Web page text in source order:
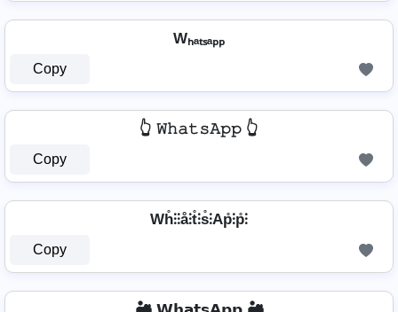
Wₕₐₜₛₐₚₚ
Copy
👆 𝚆𝚑𝚊𝚝𝚜𝙰𝚙𝚙 👆
Copy
Wh̊⫶⫶å⫶t̊⫶s̊⫶Ap̊⫶p̊⫶
Copy